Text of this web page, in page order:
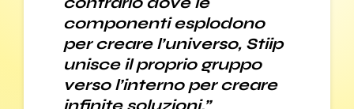
componenti esplodono
per creare l’universo, Stiip
unisce il proprio gruppo
verso l’interno per creare